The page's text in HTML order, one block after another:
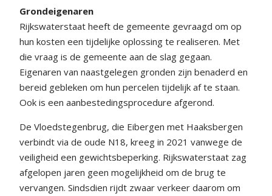
Grondeigenaren
Rijkswaterstaat heeft de gemeente gevraagd om op
hun kosten een tijdelijke oplossing te realiseren. Met
die vraag is de gemeente aan de slag gegaan.
Eigenaren van naastgelegen gronden zijn benaderd en
bereid gebleken om hun percelen tijdelijk af te staan.
Ook is een aanbestedingsprocedure afgerond.
De Vloedstegenbrug, die Eibergen met Haaksbergen
verbindt via de oude N18, kreeg in 2021 vanwege de
veiligheid een gewichtsbeperking. Rijkswaterstaat zag
afgelopen jaren geen mogelijkheid om de brug te
vervangen. Sindsdien rijdt zwaar verkeer daarom om